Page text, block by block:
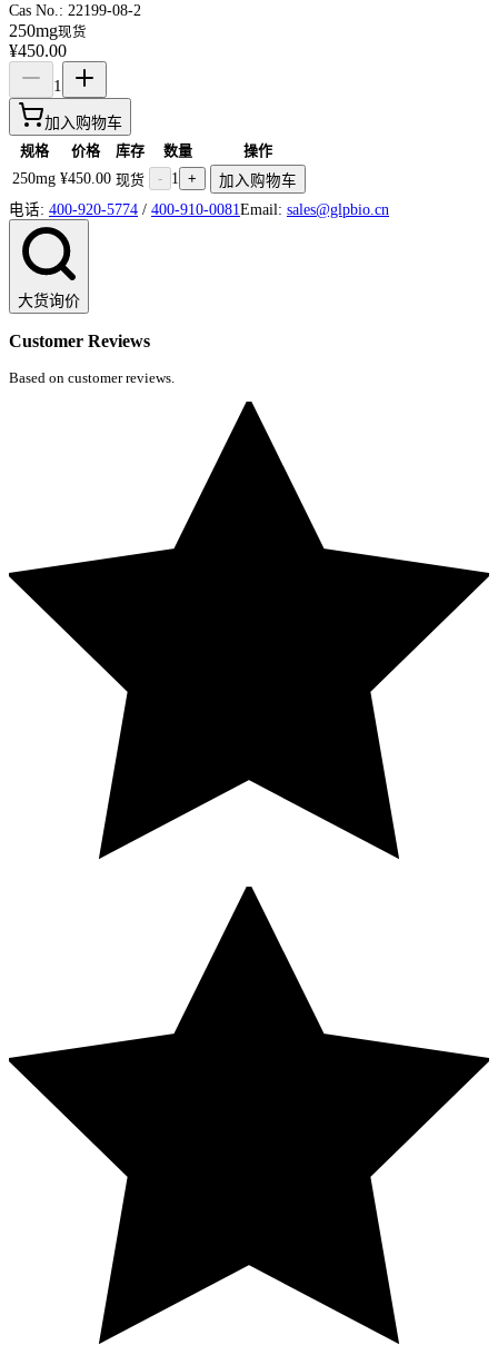
Cas No.: 22199-08-2
250mg现货
¥450.00
1
加入购物车
规格 价格 库存 数量
操作
250mg ¥450.00 现货 - 1 +
加入购物车
电话: 400-920-5774 / 400-910-0081 Email: sales@glpbio.cn
大货询价
Customer Reviews
Based on customer reviews.